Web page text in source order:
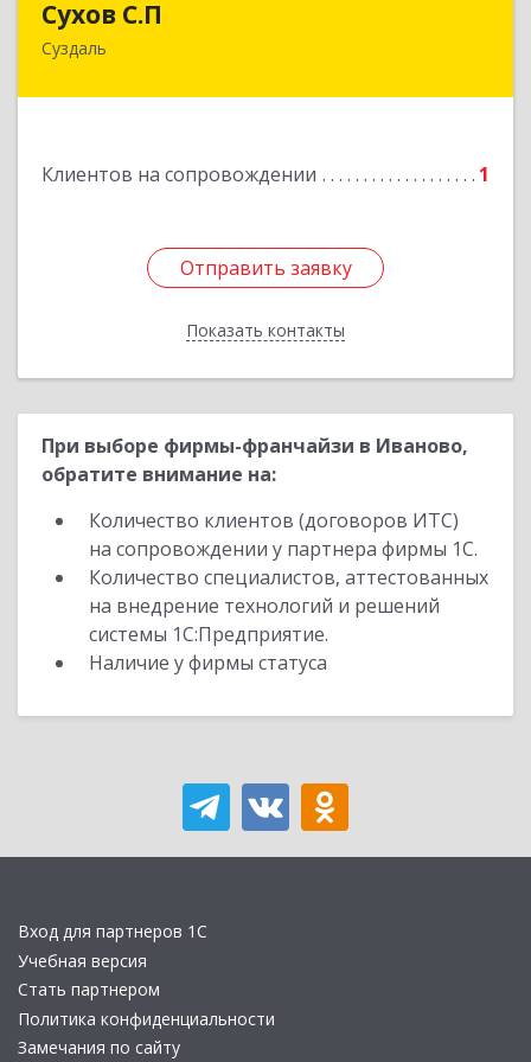
Сухов С.П
Суздаль
Клиентов на сопровождении 1
Отправить заявку
Показать контакты
Отправить заявку
Назад
При выборе фирмы-франчайзи в Иваново,
обратите внимание на:
Количество клиентов (договоров ИТС)
на сопровождении у партнера фирмы 1С.
Количество специалистов, аттестованных
на внедрение технологий и решений
системы 1С:Предприятие.
Наличие у фирмы статуса
Вход для партнеров 1С
Учебная версия
Стать партнером
Политика конфиденциальности
Замечания по сайту